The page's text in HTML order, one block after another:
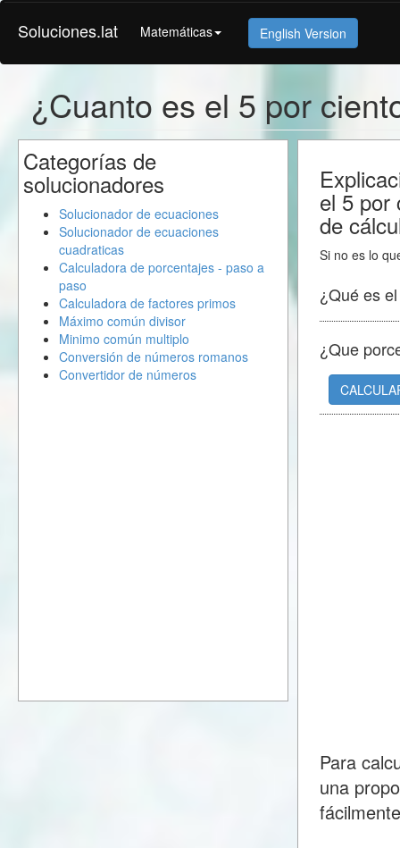
Soluciones.lat Matemáticas English Version
¿Cuanto es el 5 por
el 5 por
de
Si no es lo
¿Qué es
¿Que
Para
una
Categorías de
solucionadores
Solucionador de ecuaciones
Solucionador de ecuaciones
cuadraticas
Calculadora de porcentajes - paso a
paso
Calculadora de factores primos
Máximo común divisor
Minimo común multiplo
Conversión de números romanos
Convertidor de números